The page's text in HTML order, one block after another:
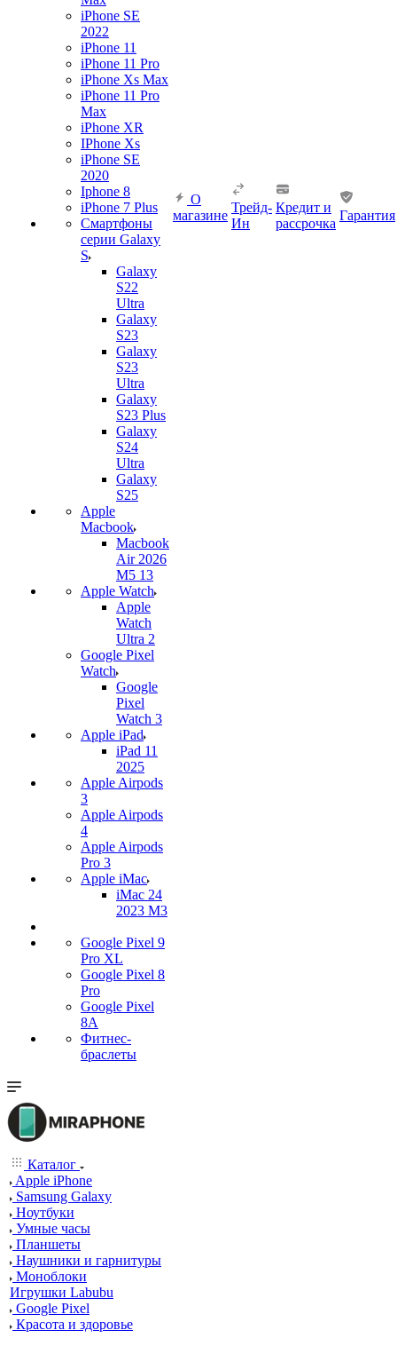
iPhone SE
2022
iPhone 11
iPhone 11 Pro
iPhone Xs Max
iPhone 11 Pro
Max
iPhone XR
IPhone Xs
iPhone SE
2020
Iphone 8
iPhone 7 Plus
Смартфоны
серии Galaxy
S
Galaxy
S22
Ultra
Galaxy
S23
Galaxy
S23
Ultra
Galaxy
S23 Plus
Galaxy
S24
Ultra
Galaxy
S25
Apple
Macbook
Macbook
Air 2026
M5 13
Apple Watch
Apple
Watch
Ultra 2
Google Pixel
Watch
Google
Pixel
Watch 3
Apple iPad
iPad 11
2025
Apple Airpods
3
Apple Airpods
4
Apple Airpods
Pro 3
Apple iMac
iMac 24
2023 M3
Google Pixel 9
Pro XL
Google Pixel 8
Pro
Google Pixel
8A
Фитнес-
браслеты
О
магазине
Трейд-
Ин
Кредит и
рассрочка
Гарантия
Каталог
Apple iPhone
Samsung Galaxy
Ноутбуки
Умные часы
Планшеты
Наушники и гарнитуры
Моноблоки
Игрушки Labubu
Google Pixel
Красота и здоровье